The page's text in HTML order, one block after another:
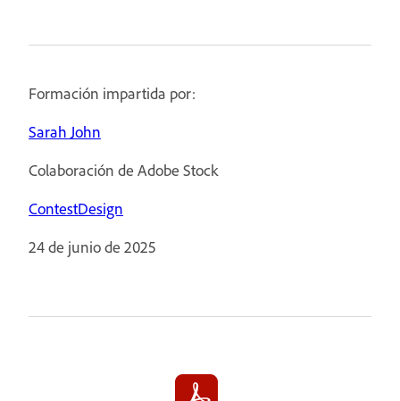
Formación impartida por:
Sarah John
Colaboración de Adobe Stock
ContestDesign
24 de junio de 2025